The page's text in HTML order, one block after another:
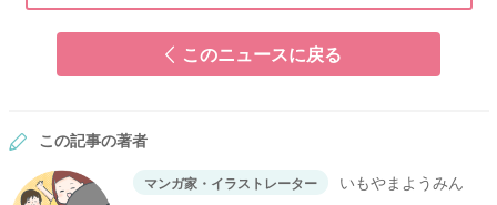
このニュースに戻る
この記事の著者
マンガ家・イラストレーター いもやまようみん